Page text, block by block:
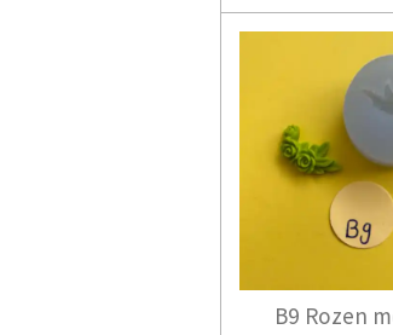
B9 Rozen